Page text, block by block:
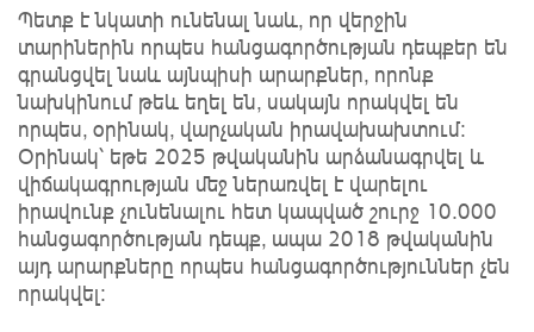
Պետք է նկատի ունենալ նաև, որ վերջին
տարիներին որպես հանցագործության դեպքեր են
գրանցվել նաև այնպիսի արարքներ, որոնք
նախկինում թեև եղել են, սակայն որակվել են
որպես, օրինակ, վարչական իրավախախտում։
Օրինակ՝ եթե 2025 թվականին արձանագրվել և
վիճակագրության մեջ ներառվել է վարելու
իրավունք չունենալու հետ կապված շուրջ 10․000
հանցագործության դեպք, ապա 2018 թվականին
այդ արարքները որպես հանցագործություններ չեն
որակվել։